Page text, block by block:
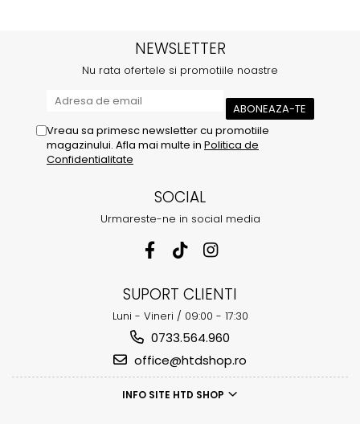
NEWSLETTER
Nu rata ofertele si promotiile noastre
Vreau sa primesc newsletter cu promotiile
magazinului. Afla mai multe in Politica de
Confidentialitate
SOCIAL
Urmareste-ne in social media
SUPORT CLIENTI
Luni - Vineri / 09:00 - 17:30
0733.564.960
office@htdshop.ro
INFO SITE HTD SHOP